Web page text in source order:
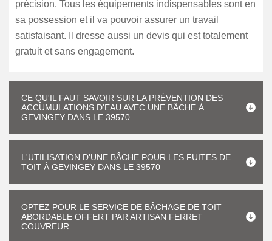
précision. Tous les équipements indispensables sont en
sa possession et il va pouvoir assurer un travail
satisfaisant. Il dresse aussi un devis qui est totalement
gratuit et sans engagement.
CE QU'IL FAUT SAVOIR SUR LA PRÉVENTION DES
ACCUMULATIONS D'EAU AVEC UNE BÂCHE À
GEVINGEY DANS LE 39570
L'UTILISATION D'UNE BÂCHE POUR LES FUITES DE
TOIT À GEVINGEY DANS LE 39570
OPTEZ POUR LE SERVICE DE BÂCHAGE DE TOIT
ABORDABLE OFFERT PAR ARTISAN FERRET
COUVREUR